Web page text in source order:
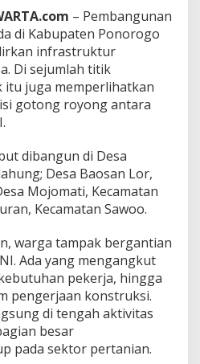
o
n
o
r
g
o
o
o
n
g
o
y
o
n
g
W
a
g
– Pembangunan
di Kabupaten Ponorogo
infrastruktur
Di sejumlah titik
itu juga memperlihatkan
gotong royong antara
dibangun di Desa
Desa Baosan Lor,
Mojomati, Kecamatan
Kecamatan Sawoo.
warga tampak bergantian
Ada yang mengangkut
pekerja, hingga
pengerjaan konstruksi.
di tengah aktivitas
besar
pada sektor pertanian.